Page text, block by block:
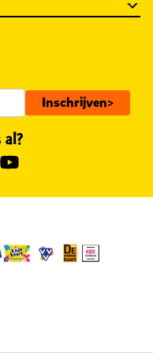
Inschrijven>
al?